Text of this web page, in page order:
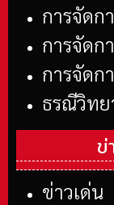
การจัดก
การจัดก
การจัดก
ธรณีวิทย
ข่
ข่าวเด่น